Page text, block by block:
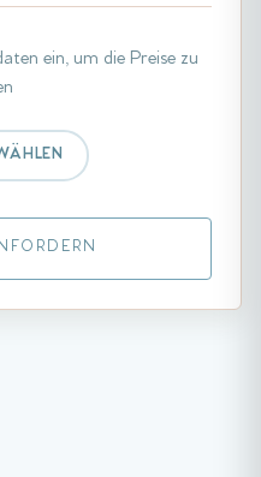
ein, um die Preise zu